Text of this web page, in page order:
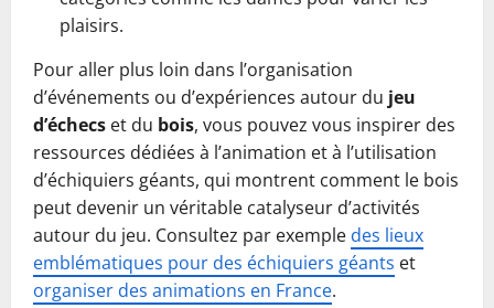
plaisirs.
Pour aller plus loin dans l’organisation
d’événements ou d’expériences autour du jeu
d’échecs et du bois, vous pouvez vous inspirer des
ressources dédiées à l’animation et à l’utilisation
d’échiquiers géants, qui montrent comment le bois
peut devenir un véritable catalyseur d’activités
autour du jeu. Consultez par exemple des lieux
emblématiques pour des échiquiers géants et
organiser des animations en France.